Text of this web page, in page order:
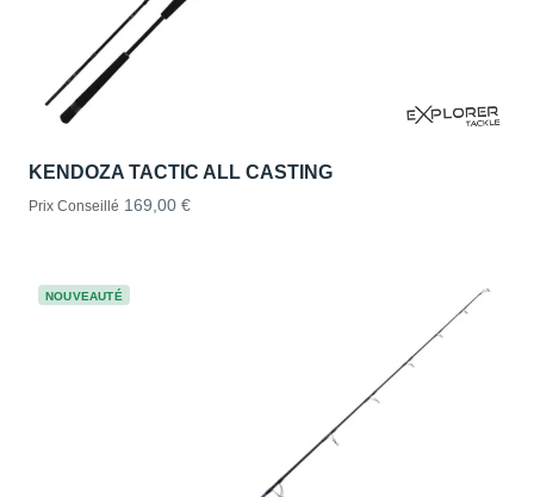
KENDOZA TACTIC ALL CASTING
Prix Conseillé 169,00 €
NOUVEAUTÉ